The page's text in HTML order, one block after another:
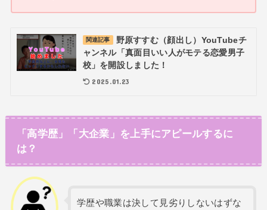
関連記事
野原すすむ（顔出し）YouTubeチ
ャンネル「真面目いい人がモテる恋愛男子
校」を開設しました！
2025.01.23
「高学歴」「大企業」を上手にアピールするに
は？
学歴や職業は決して見劣りしないはずな